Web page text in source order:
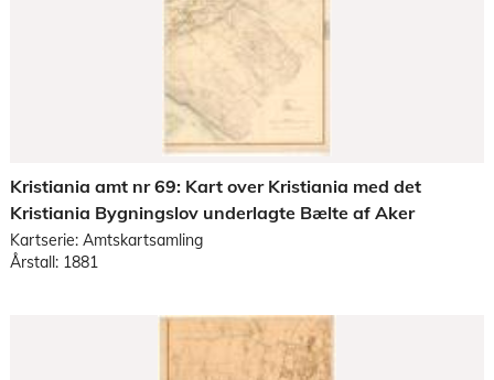
Kristiania amt nr 69: Kart over Kristiania med det
Kristiania Bygningslov underlagte Bælte af Aker
Kartserie: Amtskartsamling
Årstall: 1881